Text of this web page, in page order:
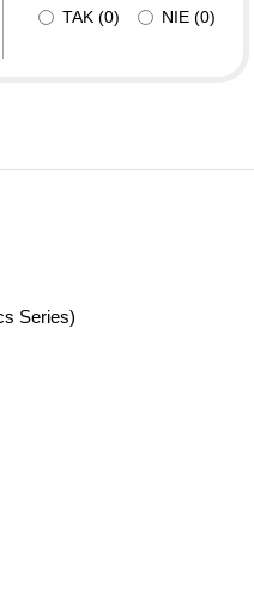
TAK (0) NIE (0)
Series)